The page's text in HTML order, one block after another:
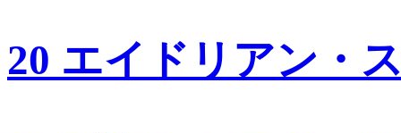
20 エイドリアン・